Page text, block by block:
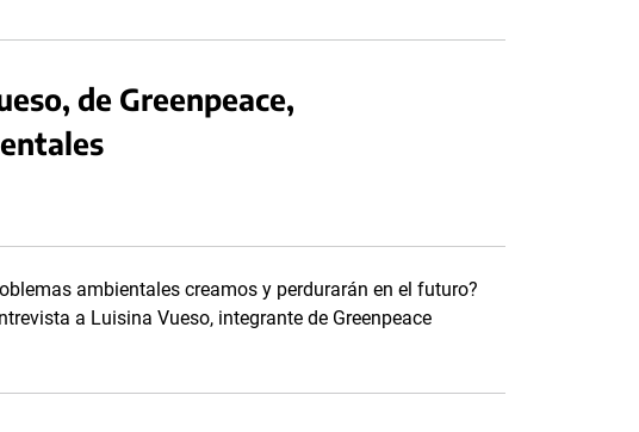
de Greenpeace,
ambientales creamos y perdurarán en el futuro?
a Luisina Vueso, integrante de Greenpeace